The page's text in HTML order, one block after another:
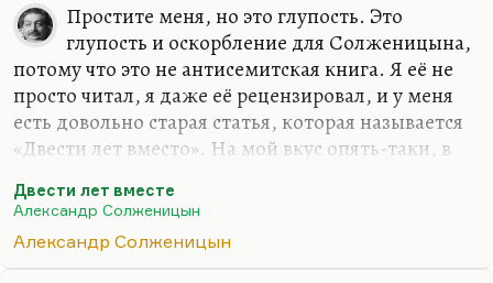
Простите меня, но это глупость. Это
глупость и оскорбление для Солженицына,
потому что это не антисемитская книга. Я её не
просто читал, я даже её рецензировал, и у меня
есть довольно старая статья, которая называется
«Двести лет вместо». На мой вкус опять-таки, в
русский. И там задан главный вопрос: почему у
евреев так развита солидарность, а мы, русские
(цитирую дословно), «хуже собак друг другу».
Двести лет вместе
Александр Солженицын
Александр Солженицын